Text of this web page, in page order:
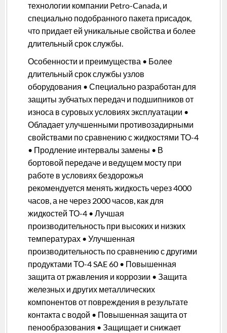
технологии компании Petro-Canada, и
специально подобранного пакета присадок,
что придает ей уникальные свойства и более
длительный срок службы.
Особенности и преимущества • Более
длительный срок службы узлов
оборудования • Специально разработан для
защиты зубчатых передач и подшипников от
износа в суровых условиях эксплуатации •
Обладает улучшенными противозадирными
свойствами по сравнению с жидкостями ТО-4
• Продление интервалы замены • В
бортовой передаче и ведущем мосту при
работе в условиях бездорожья
рекомендуется менять жидкость через 4000
часов, а не через 2000 часов, как для
жидкостей ТО-4 • Лучшая
производительность при высоких и низких
температурах • Улучшенная
производительность по сравнению с другими
продуктами ТО-4 SAE 60 • Повышенная
защита от ржавления и коррозии • Защита
железных и других металлических
компонентов от повреждения в результате
контакта с водой • Повышенная защита от
пенообразования • Защищает и снижает